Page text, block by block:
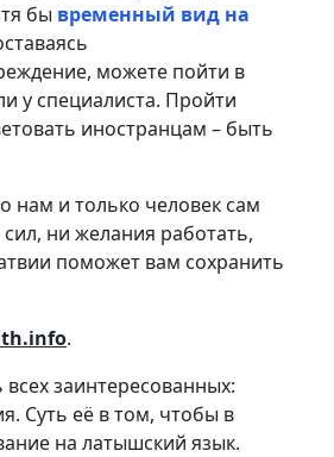
бы временный вид на
можете пойти в
у специалиста. Пройти
иностранцам – быть
нам и только человек сам
ни желания работать,
поможет вам сохранить
.
заинтересованных:
Суть её в том, чтобы в
на латышский язык.